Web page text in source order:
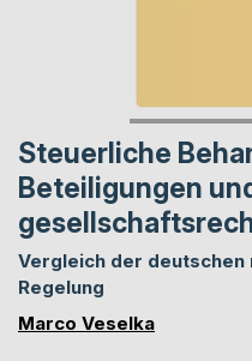
Steuerliche
Beteiligungen
Vergleich der
Regelung
Marco Veselka